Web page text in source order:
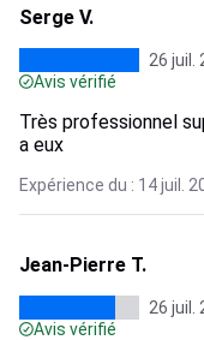
Serge V.
26 juil.
Avis vérifié
Très professionnel
a eux
Expérience du : 14 juil.
Jean-Pierre T.
26 juil.
Avis vérifié